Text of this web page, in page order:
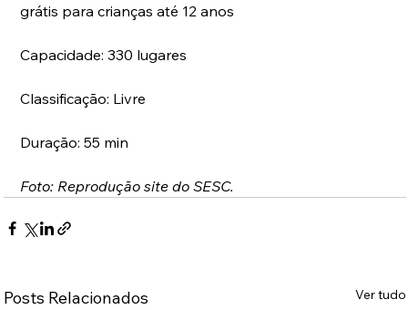
grátis para crianças até 12 anos
Capacidade: 330 lugares
Classificação: Livre
Duração: 55 min
Foto: Reprodução site do SESC.
Posts Relacionados Ver tudo